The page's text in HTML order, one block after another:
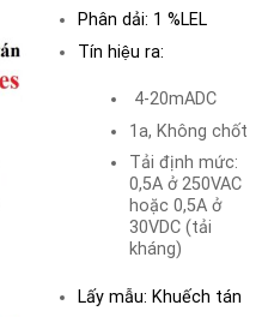
Phân dải: 1 %LEL
Tín hiệu ra:
4-20mADC
1a, Không chốt
Tải định mức:
0,5A ở 250VAC
hoặc 0,5A ở
30VDC (tải
kháng)
Lấy mẫu: Khuếch tán